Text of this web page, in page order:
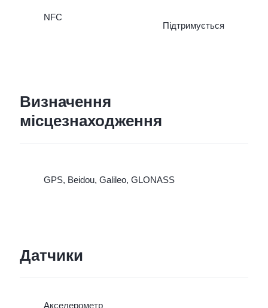
NFC
Підтримується
Визначення
місцезнаходження
GPS, Beidou, Galileo, GLONASS
Датчики
Акселерометр